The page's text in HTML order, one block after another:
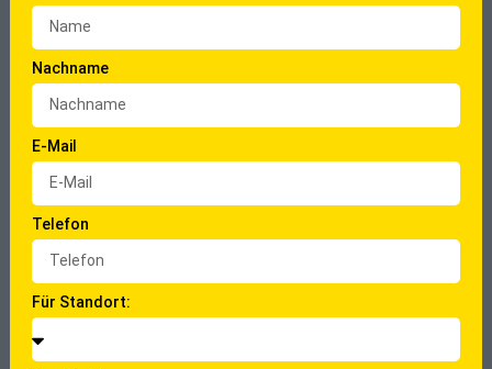
Nachname
E-Mail
Telefon
Für Standort: